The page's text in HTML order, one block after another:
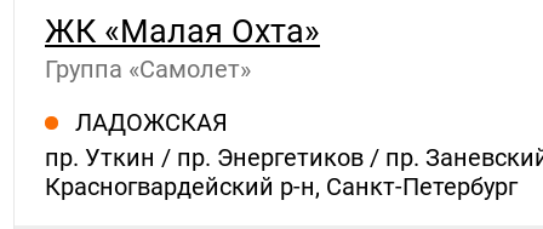
ЖК «Малая Охта»
Группа «Самолет»
ЛАДОЖСКАЯ
пр. Уткин / пр. Энергетиков / пр.
Красногвардейский р-н, Санкт-Петербург